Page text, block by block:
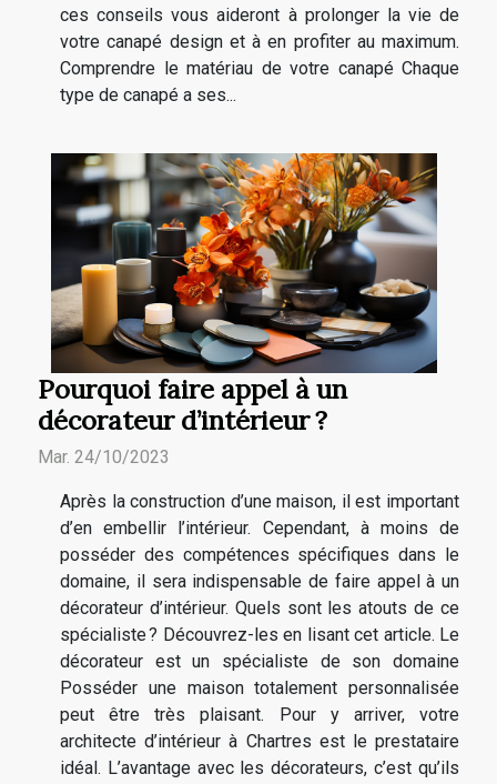
ces conseils vous aideront à prolonger la vie de
votre canapé design et à en profiter au maximum.
Comprendre le matériau de votre canapé Chaque
type de canapé a ses...
Pourquoi faire appel à un
décorateur d’intérieur ?
Mar. 24/10/2023
Après la construction d’une maison, il est important
d’en embellir l’intérieur. Cependant, à moins de
posséder des compétences spécifiques dans le
domaine, il sera indispensable de faire appel à un
décorateur d’intérieur. Quels sont les atouts de ce
spécialiste ? Découvrez-les en lisant cet article. Le
décorateur est un spécialiste de son domaine
Posséder une maison totalement personnalisée
peut être très plaisant. Pour y arriver, votre
architecte d’intérieur à Chartres est le prestataire
idéal. L’avantage avec les décorateurs, c’est qu’ils